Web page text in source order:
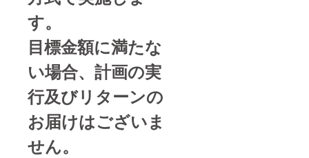
す。
目標金額に満たな
い場合、計画の実
行及びリターンの
お届けはございま
せん。